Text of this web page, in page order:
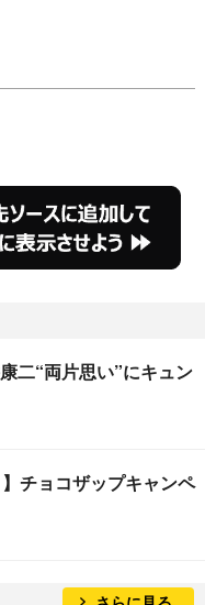
二“両片思い”にキュン
】チョコザップキャンペ